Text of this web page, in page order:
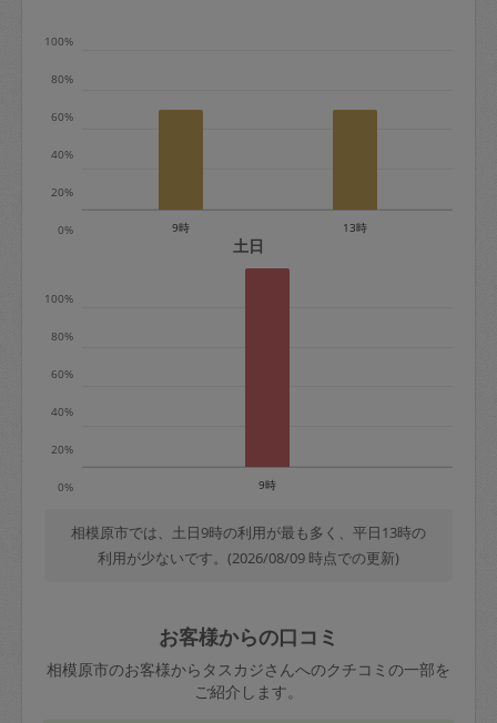
※キャンセル料金の設定について：
定期依頼1回（3時間）の金額とスポット
0%
20%
40%
60%
80%
100%
9時 13時
土日
0%
20%
40%
60%
80%
100%
9時
相模原市では、土日9時の利用が最も多く、平日13時の
利用が少ないです。(2026/08/09 時点での更新)
お客様からの口コミ
相模原市のお客様からタスカジさんへのクチコミの一部を
ご紹介します。